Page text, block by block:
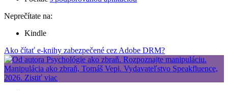
Neprečítate na:
Kindle
Ako čítať e-knihy zabezpečené cez Adobe DRM?